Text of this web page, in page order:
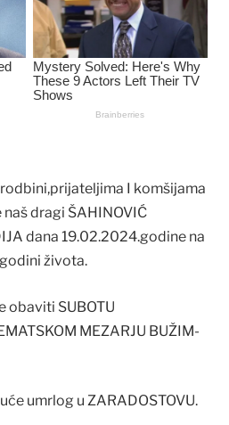
I komšijama
dragi ŠAHINOVIĆ
dana 19.02.2024.godine na
života.
obaviti SUBOTU
MEZARJU BUŽIM-
umrlog u ZARADOSTOVU.